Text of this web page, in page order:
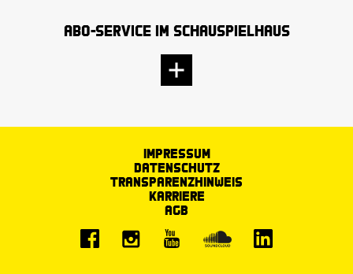
Abo-Service im Schauspielhaus
Impressum
Datenschutz
Transparenzhinweis
Karriere
AGB